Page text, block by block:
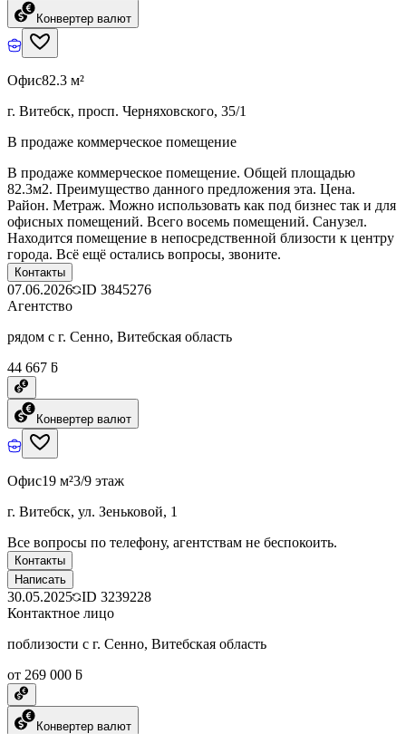
Конвертер валют
Офис82.3 м²
г. Витебск, просп. Черняховского, 35/1
В продаже коммерческое помещение
В продаже коммерческое помещение. Общей площадью
82.3м2. Преимущество данного предложения эта. Цена.
Район. Метраж. Можно использовать как под бизнес так и для
офисных помещений. Всего восемь помещений. Санузел.
Находится помещение в непосредственной близости к центру
города. Всё ещё остались вопросы, звоните.
Контакты
07.06.2026 ID 3845276
Агентство
рядом с г. Сенно, Витебская область
44 667 ƃ
Конвертер валют
Офис19 м²3/9 этаж
г. Витебск, ул. Зеньковой, 1
Все вопросы по телефону, агентствам не беспокоить.
Контакты
Написать
30.05.2025 ID 3239228
Контактное лицо
поблизости с г. Сенно, Витебская область
от 269 000 ƃ
Конвертер валют